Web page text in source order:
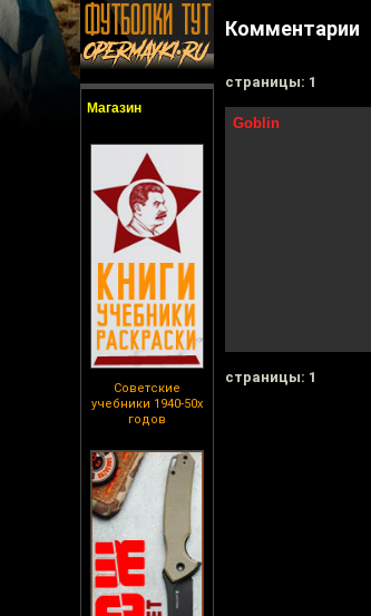
Магазин
Советские
учебники 1940-50х
годов
Комментарии
cтраницы: 1
Goblin
cтраницы: 1